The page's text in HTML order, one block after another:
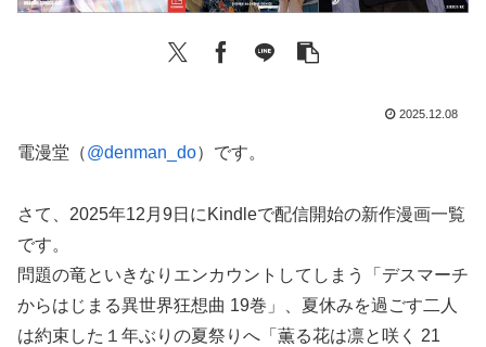
2025.12.08
電漫堂（@denman_do）です。
さて、2025年12月9日にKindleで配信開始の新作漫画一覧
です。
問題の竜といきなりエンカウントしてしまう「デスマーチ
からはじまる異世界狂想曲 19巻」、夏休みを過ごす二人
は約束した１年ぶりの夏祭りへ「薫る花は凛と咲く 21